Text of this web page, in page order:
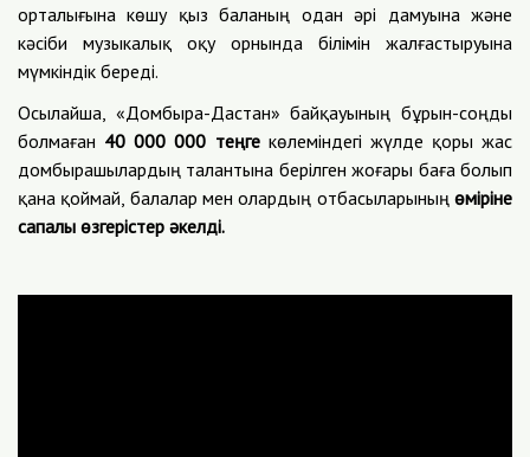
орталығына көшу қыз баланың одан әрі дамуына және
кәсіби музыкалық оқу орнында білімін жалғастыруына
мүмкіндік береді.
Осылайша, «Домбыра-Дастан» байқауының бұрын-соңды
болмаған 40 000 000 теңге көлеміндегі жүлде қоры жас
домбырашылардың талантына берілген жоғары баға болып
қана қоймай, балалар мен олардың отбасыларының өміріне
сапалы өзгерістер әкелді.